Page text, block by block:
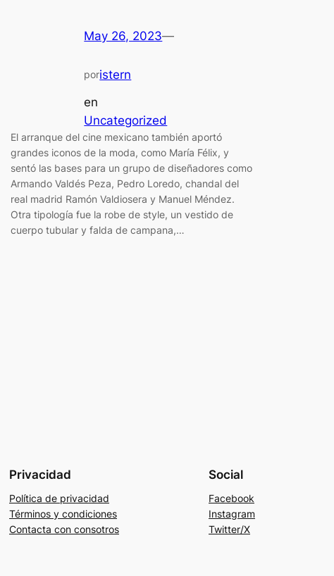
May 26, 2023—
poristern
en
Uncategorized
El arranque del cine mexicano también aportó
grandes iconos de la moda, como María Félix, y
sentó las bases para un grupo de diseñadores como
Armando Valdés Peza, Pedro Loredo, chandal del
real madrid Ramón Valdiosera y Manuel Méndez.
Otra tipología fue la robe de style, un vestido de
cuerpo tubular y falda de campana,…
Privacidad
Política de privacidad
Términos y condiciones
Contacta con consotros
Social
Facebook
Instagram
Twitter/X